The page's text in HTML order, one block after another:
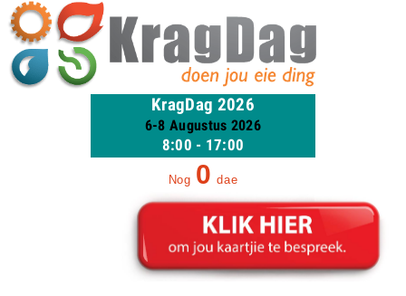
KragDag 2026
6-8 Augustus 2026
8:00 - 17:00
Nog 0 dae